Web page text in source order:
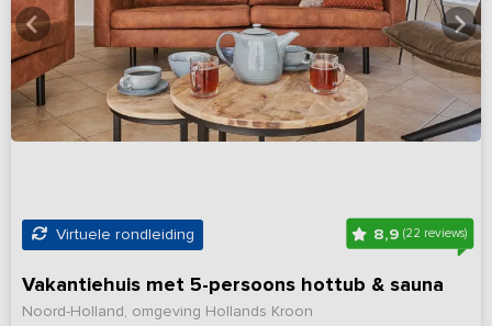
Virtuele rondleiding 8,9 (22 reviews)
Vakantiehuis met 5-persoons hottub & sauna
Noord-Holland, omgeving Hollands Kroon